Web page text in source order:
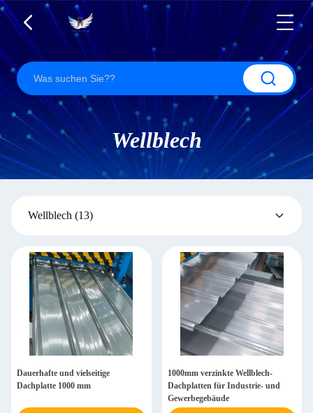
Wellblech
Wellblech (13)
Dauerhafte und vielseitige
Dachplatte 1000 mm
1000mm verzinkte Wellblech-
Dachplatten für Industrie- und
Gewerbegebäude